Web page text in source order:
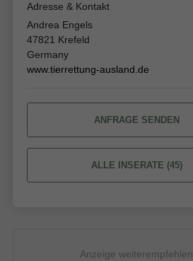
Adresse & Kontakt
Andrea Engels
47821 Krefeld
Germany
www.tierrettung-ausland.de
ANFRAGE SENDEN
ALLE INSERATE (45)
Anzeige weiterempfehlen